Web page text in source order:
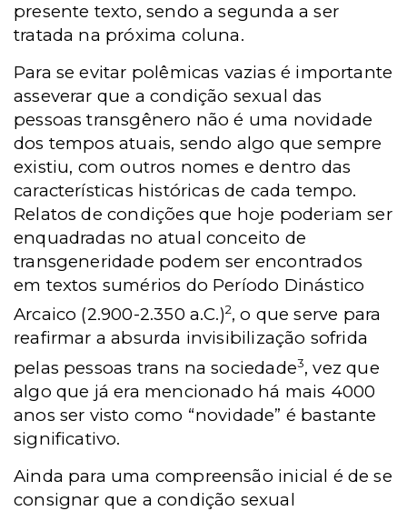
presente texto, sendo a segunda a ser
tratada na próxima coluna.
Para se evitar polêmicas vazias é importante
asseverar que a condição sexual das
pessoas transgênero não é uma novidade
dos tempos atuais, sendo algo que sempre
existiu, com outros nomes e dentro das
características históricas de cada tempo.
Relatos de condições que hoje poderiam ser
enquadradas no atual conceito de
transgeneridade podem ser encontrados
em textos sumérios do Período Dinástico
Arcaico (2.900-2.350 a.C.)2, o que serve para
reafirmar a absurda invisibilização sofrida
pelas pessoas trans na sociedade3, vez que
algo que já era mencionado há mais 4000
anos ser visto como “novidade” é bastante
significativo.
Ainda para uma compreensão inicial é de se
consignar que a condição sexual